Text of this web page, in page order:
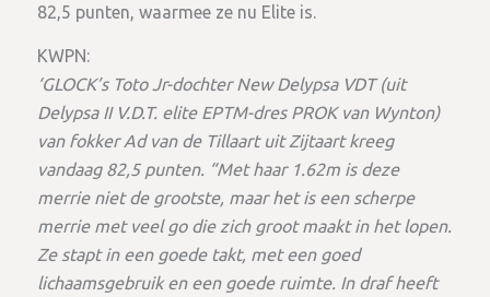
82,5 punten, waarmee ze nu Elite is.
KWPN:
‘GLOCK’s Toto Jr-dochter New Delypsa VDT (uit
Delypsa II V.D.T. elite EPTM-dres PROK van Wynton)
van fokker Ad van de Tillaart uit Zijtaart kreeg
vandaag 82,5 punten. “Met haar 1.62m is deze
merrie niet de grootste, maar het is een scherpe
merrie met veel go die zich groot maakt in het lopen.
Ze stapt in een goede takt, met een goed
lichaamsgebruik en een goede ruimte. In draf heeft